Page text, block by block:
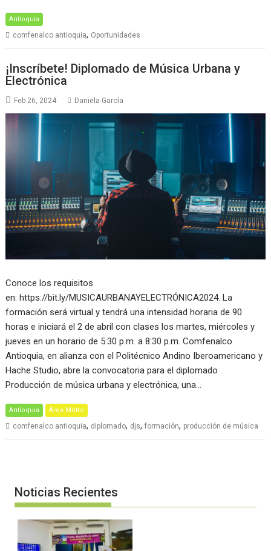
Antioquia
comfenalco antioquia, Oportunidades
¡Inscríbete! Diplomado de Música Urbana y
Electrónica
Feb 26, 2024 Daniela García
Conoce los requisitos
en: https://bit.ly/MUSICAURBANAYELECTRÓNICA2024. La
formación será virtual y tendrá una intensidad horaria de 90
horas e iniciará el 2 de abril con clases los martes, miércoles y
jueves en un horario de 5:30 p.m. a 8:30 p.m. Comfenalco
Antioquia, en alianza con el Politécnico Andino Iberoamericano y
Hache Studio, abre la convocatoria para el diplomado
Producción de música urbana y electrónica, una…
Antioquia Área Metro
comfenalco antioquia, diplomado, djs,formación, producción de música
Noticias Recientes